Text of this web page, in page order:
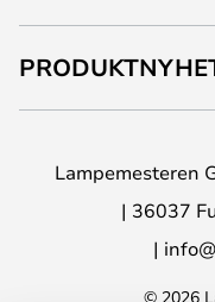
Lampemesteren
36037
© 2026